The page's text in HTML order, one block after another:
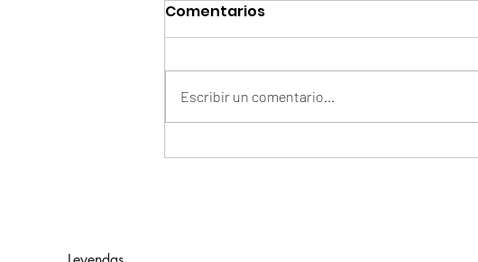
Arelys Henao Y Grupo
Comentarios
Escribir un comentario...